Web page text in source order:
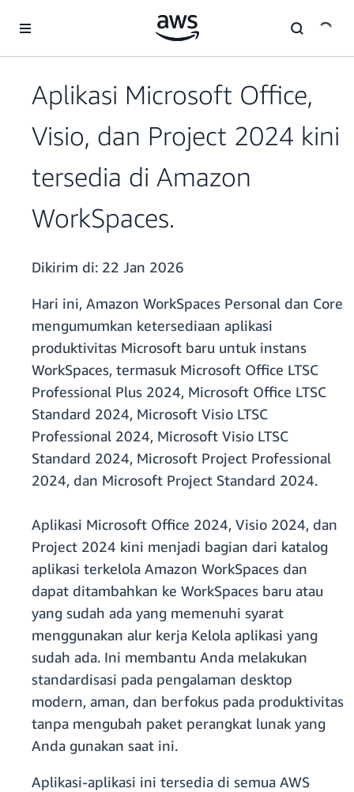
Aplikasi Microsoft Office,
Visio, dan Project 2024 kini
tersedia di Amazon
WorkSpaces.
Dikirim di: 22 Jan 2026
Hari ini, Amazon WorkSpaces Personal dan Core
mengumumkan ketersediaan aplikasi
produktivitas Microsoft baru untuk instans
WorkSpaces, termasuk Microsoft Office LTSC
Professional Plus 2024, Microsoft Office LTSC
Standard 2024, Microsoft Visio LTSC
Professional 2024, Microsoft Visio LTSC
Standard 2024, Microsoft Project Professional
2024, dan Microsoft Project Standard 2024.
Aplikasi Microsoft Office 2024, Visio 2024, dan
Project 2024 kini menjadi bagian dari katalog
aplikasi terkelola Amazon WorkSpaces dan
dapat ditambahkan ke WorkSpaces baru atau
yang sudah ada yang memenuhi syarat
menggunakan alur kerja Kelola aplikasi yang
sudah ada. Ini membantu Anda melakukan
standardisasi pada pengalaman desktop
modern, aman, dan berfokus pada produktivitas
tanpa mengubah paket perangkat lunak yang
Anda gunakan saat ini.
Aplikasi-aplikasi ini tersedia di semua AWS